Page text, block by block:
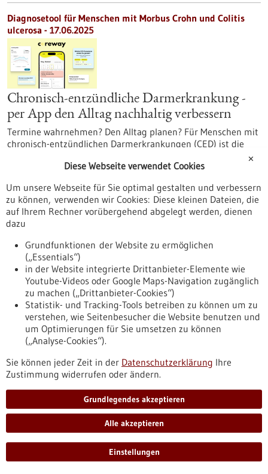
Diagnosetool für Menschen mit Morbus Crohn und Colitis
ulcerosa - 17.06.2025
Chronisch-entzündliche Darmerkrankung -
per App den Alltag nachhaltig verbessern
Termine wahrnehmen? Den Alltag planen? Für Menschen mit
chronisch-entzündlichen Darmerkrankungen (CED) ist die
stark eingeschränkt. Das Start-up coreway hat es sich zum
datenbasiert zu verbessern und zur Personalisierten Medizin
beizutragen.
https://www.gesundheitsindustrie-
bw.de/fachbeitrag/aktuell/chronisch-entzuendliche-
darmerkrankung-app-den-alltag-nachhaltig-verbessern
Pressemitteilung - 16.06.2025
Herzmedizin: Geschlechtsspezifische
Unterschiede im Blick
Frauen und Männer erkranken unterschiedlich – auch bei
Herz-Kreislauf-Erkrankungen. Um diesen Unterschieden in
das Universitätsklinikum Freiburg rund 140.000 Euro vom
Bundesministerium für Bildung und Forschung (BMBF). Die
Förderung erfolgt im Rahmen der Initiative „Reduzierung des
Gender Data Gap in der klinischen Forschung“.
https://www.gesundheitsindustrie-
bw.de/fachbeitrag/pm/herzmedizin-geschlechtsspezifische-
unterschiede-im-blick
✕
Diese Webseite verwendet Cookies
Um unsere Webseite für Sie optimal gestalten und verbessern
zu können, verwenden wir Cookies: Diese kleinen Dateien, die
auf Ihrem Rechner vorübergehend abgelegt werden, dienen
dazu
Grundfunktionen der Website zu ermöglichen
(„Essentials“)
in der Website integrierte Drittanbieter-Elemente wie
Youtube-Videos oder Google Maps-Navigation zugänglich
zu machen („Drittanbieter-Cookies“)
Statistik- und Tracking-Tools betreiben zu können um zu
verstehen, wie Seitenbesucher die Website benutzen und
um Optimierungen für Sie umsetzen zu können
(„Analyse-Cookies“).
Sie können jeder Zeit in der Datenschutzerklärung Ihre
Zustimmung widerrufen oder ändern.
Grundlegendes akzeptieren
Alle akzeptieren
Einstellungen